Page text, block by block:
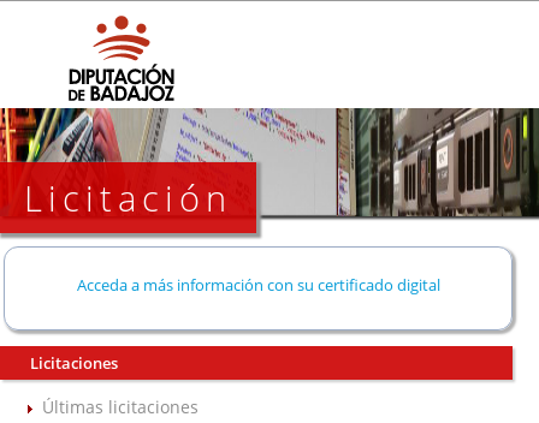
Licitación
Acceda a más información con su certificado digital
Licitaciones
Últimas licitaciones